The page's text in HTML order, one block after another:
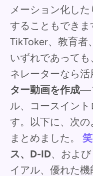
メーション化し
することもできま
TikToker、教育者
いずれであって
ネレーターなら活
ター動画を作成—
ル、コースイン
す。以下に、次
まとめました。
ス、D-ID、および
イアル、優れた